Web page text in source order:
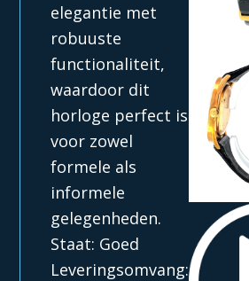
elegantie met
robuuste
functionaliteit,
waardoor dit
horloge perfect is
voor zowel
formele als
informele
gelegenheden.
Staat: Goed
Leveringsomvang: